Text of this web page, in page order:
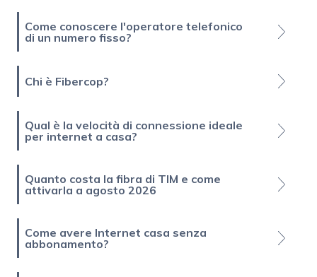
Come conoscere l'operatore telefonico
di un numero fisso?
Chi è Fibercop?
Qual è la velocità di connessione ideale
per internet a casa?
Quanto costa la fibra di TIM e come
attivarla a agosto 2026
Come avere Internet casa senza
abbonamento?